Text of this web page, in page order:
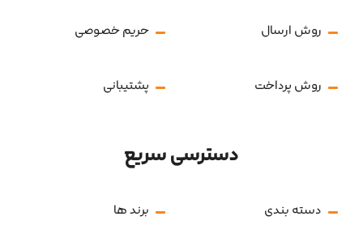
روش ارسال حریم خصوصی
روش پرداخت پشتیبانی
دسترسی سریع
دسته بندی برند ها